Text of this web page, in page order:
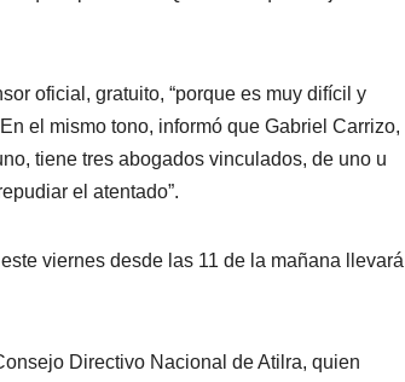
oficial, gratuito, “porque es muy difícil y
el mismo tono, informó que Gabriel Carrizo,
tiene tres abogados vinculados, de uno u
el atentado”.
viernes desde las 11 de la mañana llevará
Directivo Nacional de Atilra, quien